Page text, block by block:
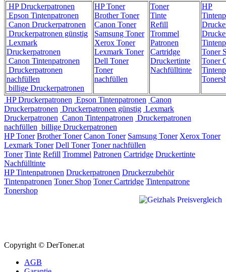
HP Druckerpatronen
Epson Tintenpatronen
Canon Druckerpatronen
Druckerpatronen günstig
Lexmark
Druckerpatronen
Canon Tintenpatronen
Druckerpatronen
nachfüllen
billige Druckerpatronen
HP Toner
Brother Toner
Canon Toner
Samsung Toner
Xerox Toner
Lexmark Toner
Dell Toner
Toner
nachfüllen
Toner
Tinte
Refill
Trommel
Patronen
Cartridge
Druckertinte
Nachfülltinte
HP
Toner
Toner
HP Druckerpatronen Epson Tintenpatronen Canon
Druckerpatronen Druckerpatronen günstig Lexmark
Druckerpatronen Canon Tintenpatronen Druckerpatronen
nachfüllen billige Druckerpatronen
HP Toner Brother Toner Canon Toner Samsung Toner Xerox Toner
Lexmark Toner Dell Toner Toner nachfüllen
Toner Tinte Refill Trommel Patronen Cartridge Druckertinte
Nachfülltinte
HP Tintenpatronen Druckerpatronen Druckerzubehör
Tintenpatronen Toner Shop Toner Cartridge Tintenpatrone
Tonershop
Copyright © DerToner.at
AGB